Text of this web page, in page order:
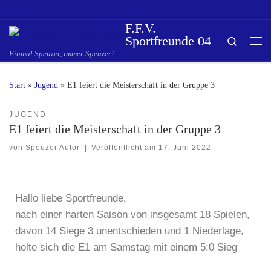
F.F.V.
Sportfreunde 04
Einmal Speuzer, immer Speuzer!
Search
Start » Jugend » E1 feiert die Meisterschaft in der Gruppe 3
JUGEND
E1 feiert die Meisterschaft in der Gruppe 3
von Speuzer Autor | Veröffentlicht am 17. Juni 2022
Hallo liebe Sportfreunde,
nach einer harten Saison von insgesamt 18 Spielen,
davon 14 Siege 3 unentschieden und 1 Niederlage,
holte sich die E1 am Samstag mit einem 5:0 Sieg